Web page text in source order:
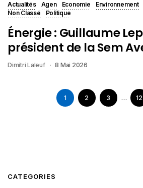
Actualités Agen Economie Environnement
Non Classé
Politique
Énergie : Guillaume
président de la Sem
Dimitri Laleuf 8 Mai 2026
1 2 3 … 12
CATEGORIES